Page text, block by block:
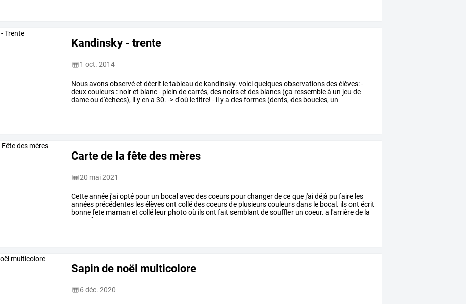
Kandinsky - trente
1 oct. 2014
Nousavonsobservéet décrit letableau de kandinsky. voiciquelquesobservationsdesélèves:-
deuxcouleurs : noiret blanc- plein decarrés, des noirset des blancs (ça ressembleà un jeu de
dameou d'échecs), il yen a 30. ->d'où letitre! - il ya desformes (dents, des boucles, un
quadrillage,
des
Carte de la fête des mères
20 mai 2021
Cetteannée j'aiopté pour un bocal avecdescoeurs pourchangerdeceque j'aidéjà pu faire les
années précédentes lesélèvesont collédescoeursde plusieurscouleursdans le bocal. ilsont écrit
bonnefete maman et collé leur photooù ilsont fait semblant desouffler un coeur. a l'arrièrede la
ils
Sapin de noël multicolore
6 déc. 2020